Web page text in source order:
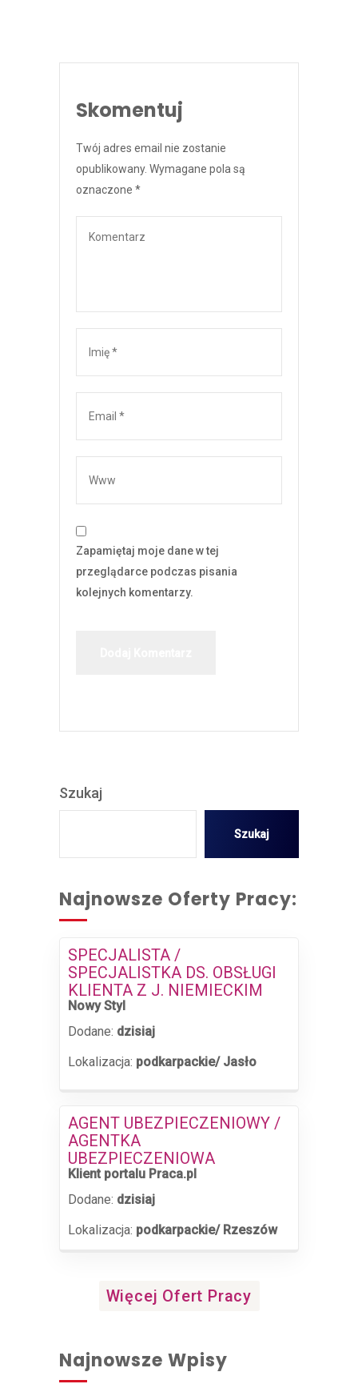
Skomentuj
Twój adres email nie zostanie
opublikowany. Wymagane pola są
oznaczone *
Zapamiętaj moje dane w tej
przeglądarce podczas pisania
kolejnych komentarzy.
Szukaj
Szukaj
Najnowsze Oferty Pracy:
SPECJALISTA /
SPECJALISTKA DS. OBSŁUGI
KLIENTA Z J. NIEMIECKIM
Nowy Styl
Dodane: dzisiaj
Lokalizacja: podkarpackie/ Jasło
AGENT UBEZPIECZENIOWY /
AGENTKA
UBEZPIECZENIOWA
Klient portalu Praca.pl
Dodane: dzisiaj
Lokalizacja: podkarpackie/ Rzeszów
Więcej Ofert Pracy
Najnowsze Wpisy